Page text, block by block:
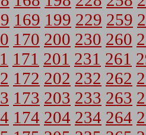
169 199 229 259
170 200 230 260
171 201 231 261
172 202 232 262
173 203 233 263
174 204 234 264